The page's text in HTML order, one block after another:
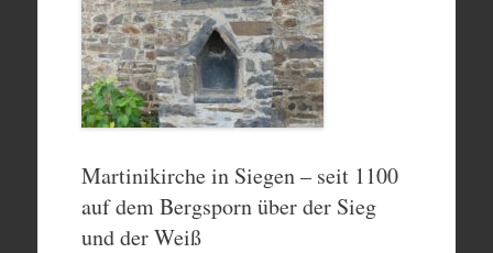
Martinikirche in Siegen – seit 1100
auf dem Bergsporn über der Sieg
und der Weiß